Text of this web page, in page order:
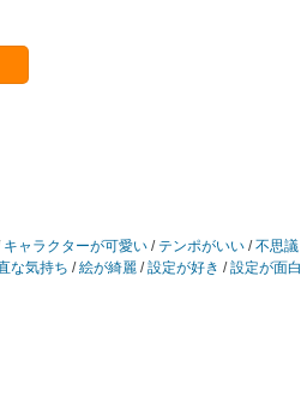
キャラクターが可愛い /テンポがいい /不思議
な気持ち /絵が綺麗 /設定が好き /設定が面白